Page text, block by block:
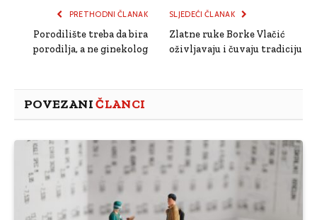
PRETHODNI ČLANAK
Porodilište treba da bira
porodilja, a ne ginekolog
SLJEDEĆI ČLANAK
Zlatne ruke Borke Vlačić
oživljavaju i čuvaju tradiciju
POVEZANIČLANCI